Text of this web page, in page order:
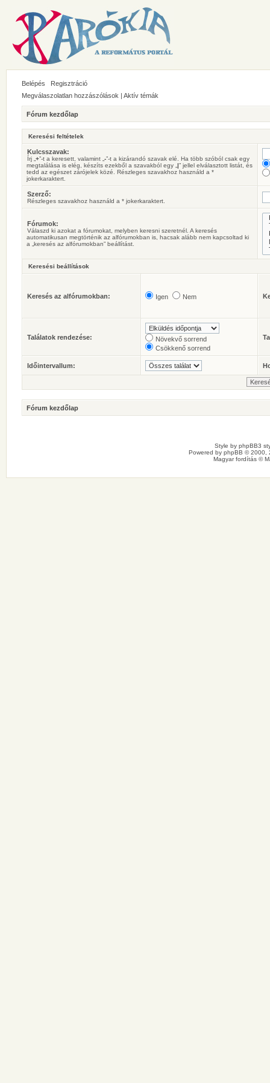
Belépés
Regisztráció
Megválaszolatlan hozzászólások | Aktív témák
Fórum kezdőlap
Keresési feltételek
Kulcsszavak:
Írj „ +”-t a keresett, valamint „ -”-t a kizárandó szavak elé. Ha több szóból csak egy
megtalálása is elég, készíts ezekből a szavakból egy „ |” jellel elválasztott listát, és
tedd az egészet zárójelek közé. Részleges szavakhoz használd a *
jokerkaraktert.
Szerző:
Részleges szavakhoz használd a * jokerkaraktert.
Fórumok:
Válaszd ki azokat a fórumokat, melyben keresni szeretnél. A keresés
automatikusan megtörténik az alfórumokban is, hacsak alább nem kapcsoltad ki
a „keresés az alfórumokban” beállítást.
Keresési beállítások
Keresés az alfórumokban: Igen Nem
Találatok rendezése:
Növekvő sorrend
Csökkenő sorrend
Időintervallum:
Fórum kezdőlap
Style by phpBB3
Powered by phpBB © 2000,
Magyar fordítás ©